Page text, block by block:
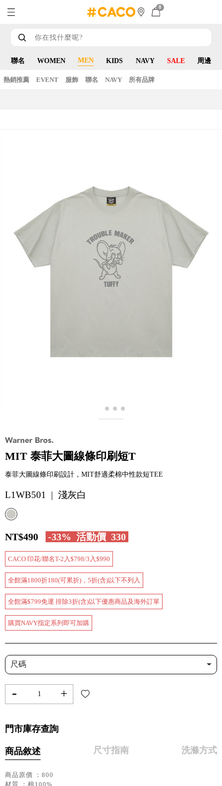
0
聯名 WOMEN MEN KIDS NAVY SALE 周邊
熱銷推薦 EVENT 服飾 聯名 NAVY 所有品牌
MIT 泰菲大圖線條印刷短T
泰菲大圖線條印刷設計，MIT舒適柔棉中性款短TEE
L1WB501 | 淺灰白
NT$490 -33% 活動價 330
CACO 印花/聯名T-2入$798/3入$990
全館滿1800折180(可累折)，5折(含)以下不列入
全館滿$799免運 排除3折(含)以下優惠商品及海外訂單
購買NAVY指定系列即可加購
尺碼
- +
門市庫存查詢
商品敘述 尺寸指南 洗滌方式
商品原價 ：800
材質 ：棉100%